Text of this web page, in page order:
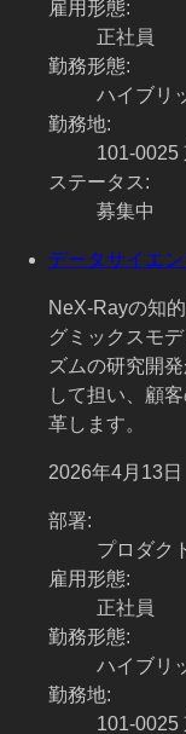
雇用形態:
正社員
勤務形態:
ハイブリ
勤務地:
101-0025
ステータス:
募集中
データサイエ
NeX-Rayの知
グミックスモ
ズムの研究開
して担い、顧
革します。
2026年4月13日
部署:
プロダク
雇用形態:
正社員
勤務形態:
ハイブリ
勤務地:
101-0025